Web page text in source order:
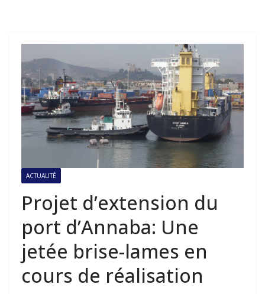
ACTUALITÉ
Projet d’extension du
port d’Annaba: Une
jetée brise-lames en
cours de réalisation